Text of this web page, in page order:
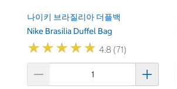
나이키 브라질리아 더플백
Nike Brasilia Duffel Bag
★★★★★
★★★★★ 4.8 (71)